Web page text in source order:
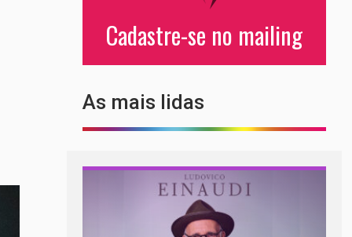
Cadastre-se no mailing
As mais lidas